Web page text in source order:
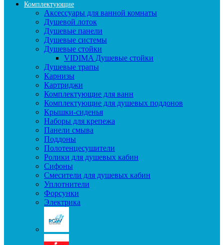
Комплектующие
Аксессуары для ванной комнаты
Душевой лоток
Душевые панели
Душевые системы
Душевые стойки
VIDIMA Душевые стойки
Душевые трапы
Карнизы
Картриджи
Комплектующие для ванн
Комплектующие для душевых поддонов
Крышки-сиденья
Наборы для крепежа
Панели смыва
Поддоны
Полотенцесушители
Ролики для душевых кабин
Сифоны
Смесители для душевых кабин
Уплотнители
Форсунки
Электрика